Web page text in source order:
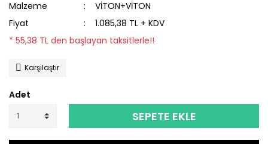
Malzeme
VİTON+VİTON
Fiyat
1.085,38 TL + KDV
* 55,38 TL den başlayan taksitlerle!!
Karşılaştır
Adet
SEPETE EKLE